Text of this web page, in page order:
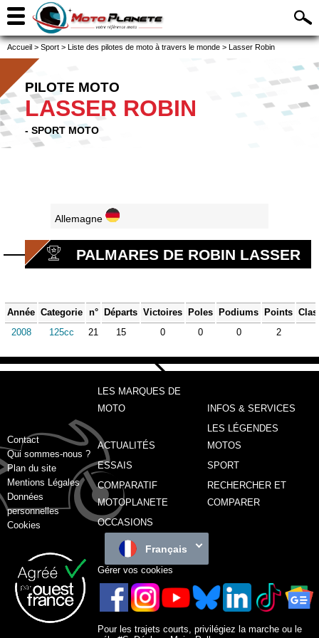
Accueil > Sport > Liste des pilotes de moto à travers le monde > Lasser Robin
PILOTE MOTO
LASSER ROBIN
- SPORT MOTO
Allemagne
PALMARES DE ROBIN LASSER
Année Categorie n° Départs Victoires Poles Podiums Points
2008
125cc 21 15 0 0 0 2
Contact
Qui sommes-nous ?
Plan du site
Mentions Légales
Données
personnelles
Cookies
LES MARQUES DE
MOTO
INFOS & SERVICES
ACTUALITÉS
LES LÉGENDES
MOTOS
ESSAIS
SPORT
COMPARATIF
MOTOPLANETE
RECHERCHER ET
COMPARER
OCCASIONS
Français
Gérer vos cookies
Pour les trajets courts, privilégiez la marche ou le